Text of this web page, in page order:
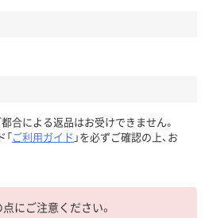
合による返品はお受けできません。
ご利用ガイド 」を必ずご確認の上、お
にご注意ください。